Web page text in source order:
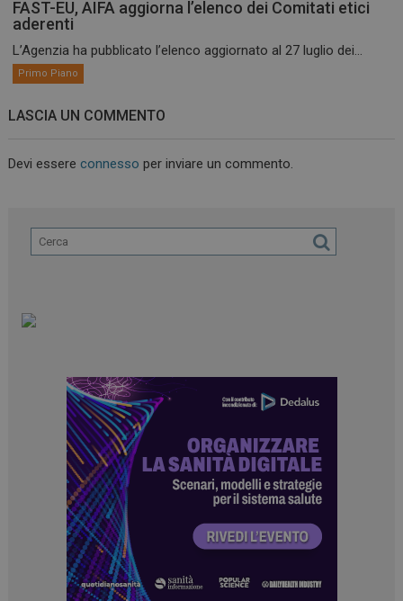
FAST-EU, AIFA aggiorna l’elenco dei Comitati etici
aderenti
L’Agenzia ha pubblicato l’elenco aggiornato al 27 luglio dei...
Primo Piano
LASCIA UN COMMENTO
Devi essereconnesso per inviare un commento.